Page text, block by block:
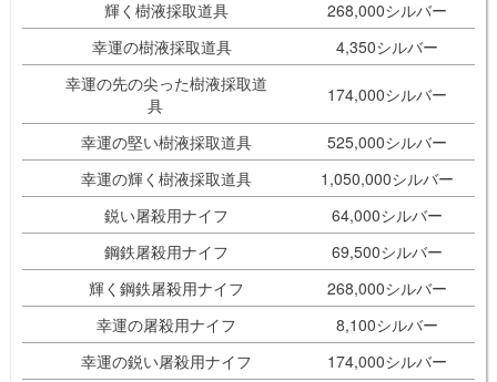
輝く樹液採取道具
268,000シルバー
幸運の樹液採取道具
4,350シルバー
幸運の先の尖った樹液採取道
具
174,000シルバー
幸運の堅い樹液採取道具
525,000シルバー
幸運の輝く樹液採取道具
1,050,000シルバー
鋭い屠殺用ナイフ
64,000シルバー
鋼鉄屠殺用ナイフ
69,500シルバー
輝く鋼鉄屠殺用ナイフ
268,000シルバー
幸運の屠殺用ナイフ
8,100シルバー
幸運の鋭い屠殺用ナイフ
174,000シルバー